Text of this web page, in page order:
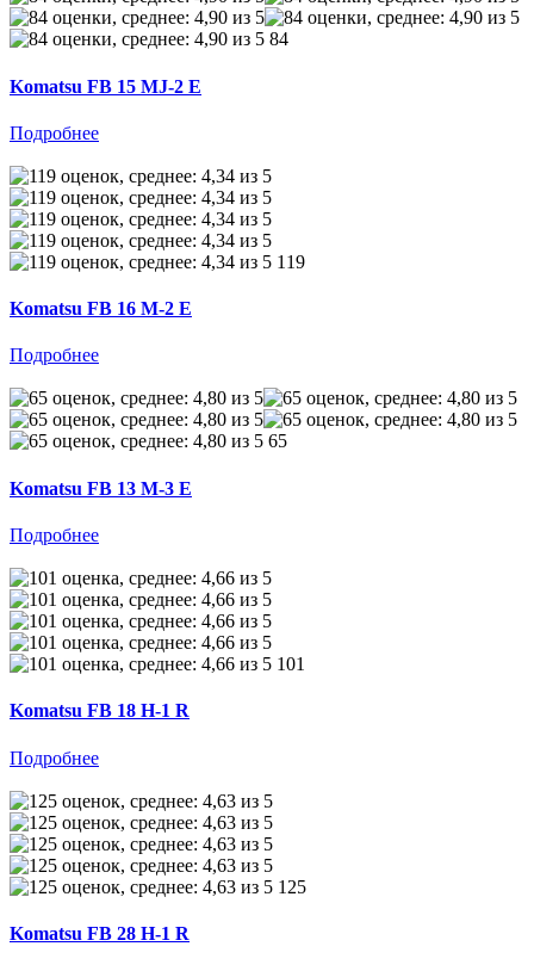
84
Komatsu FB 15 MJ-2 E
Подробнее
119
Komatsu FB 16 M-2 E
Подробнее
65
Komatsu FB 13 M-3 E
Подробнее
101
Komatsu FB 18 H-1 R
Подробнее
125
Komatsu FB 28 H-1 R